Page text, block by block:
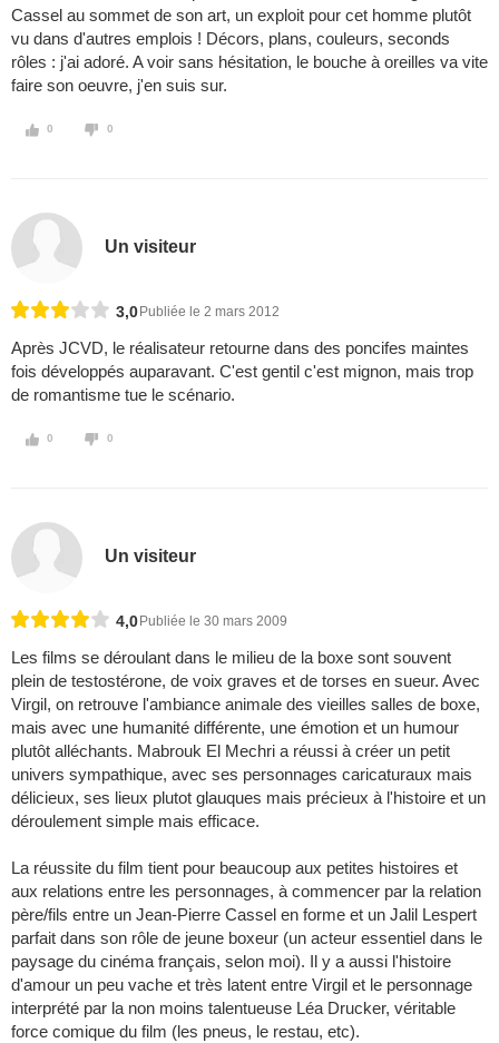
Cassel au sommet de son art, un exploit pour cet homme plutôt
vu dans d'autres emplois ! Décors, plans, couleurs, seconds
rôles : j'ai adoré. A voir sans hésitation, le bouche à oreilles va vite
faire son oeuvre, j'en suis sur.
0 0
Un visiteur
3,0 Publiée le 2 mars 2012
Après JCVD, le réalisateur retourne dans des poncifes maintes
fois développés auparavant. C'est gentil c'est mignon, mais trop
de romantisme tue le scénario.
0 0
Un visiteur
4,0 Publiée le 30 mars 2009
Les films se déroulant dans le milieu de la boxe sont souvent
plein de testostérone, de voix graves et de torses en sueur. Avec
Virgil, on retrouve l'ambiance animale des vieilles salles de boxe,
mais avec une humanité différente, une émotion et un humour
plutôt alléchants. Mabrouk El Mechri a réussi à créer un petit
univers sympathique, avec ses personnages caricaturaux mais
délicieux, ses lieux plutot glauques mais précieux à l'histoire et un
déroulement simple mais efficace.
La réussite du film tient pour beaucoup aux petites histoires et
aux relations entre les personnages, à commencer par la relation
père/fils entre un Jean-Pierre Cassel en forme et un Jalil Lespert
parfait dans son rôle de jeune boxeur (un acteur essentiel dans le
paysage du cinéma français, selon moi). Il y a aussi l'histoire
d'amour un peu vache et très latent entre Virgil et le personnage
interprété par la non moins talentueuse Léa Drucker, véritable
force comique du film (les pneus, le restau, etc).